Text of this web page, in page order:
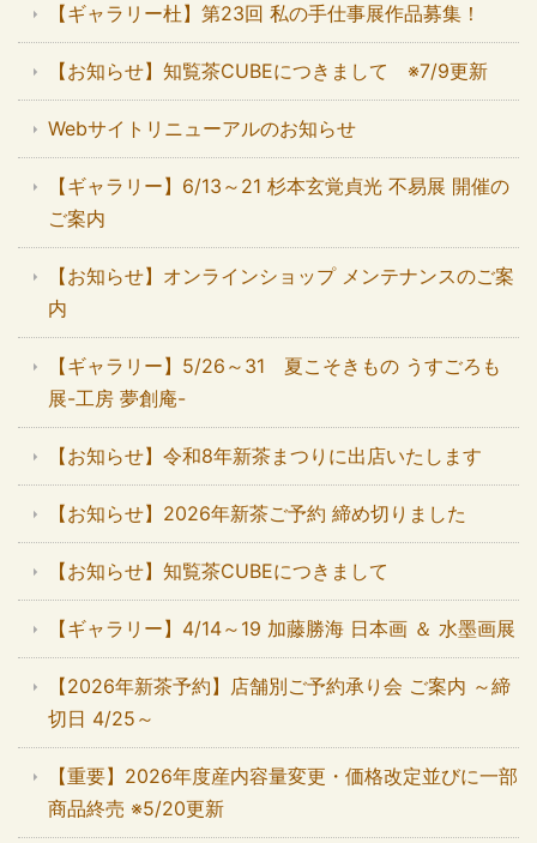
【ギャラリー杜】第23回 私の手仕事展作品募集！
【お知らせ】知覧茶CUBEにつきまして ※7/9更新
Webサイトリニューアルのお知らせ
【ギャラリー】6/13～21 杉本玄覚貞光 不易展 開催の
ご案内
【お知らせ】オンラインショップ メンテナンスのご案
内
【ギャラリー】5/26～31 夏こそきもの うすごろも
展-工房 夢創庵-
【お知らせ】令和8年新茶まつりに出店いたします
【お知らせ】2026年新茶ご予約 締め切りました
【お知らせ】知覧茶CUBEにつきまして
【ギャラリー】4/14～19 加藤勝海 日本画 ＆ 水墨画展
【2026年新茶予約】店舗別ご予約承り会 ご案内 ～締
切日 4/25～
【重要】2026年度産内容量変更・価格改定並びに一部
商品終売 ※5/20更新